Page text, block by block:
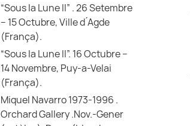
“Sous la Lune II” . 26 Setembre
– 15 Octubre, Ville d ́Agde
(França).
“Sous la Lune II”. 16 Octubre –
14 Novembre, Puy-a-Velai
(França).
Miquel Navarro 1973-1996 .
Orchard Gallery .Nov.-Gener